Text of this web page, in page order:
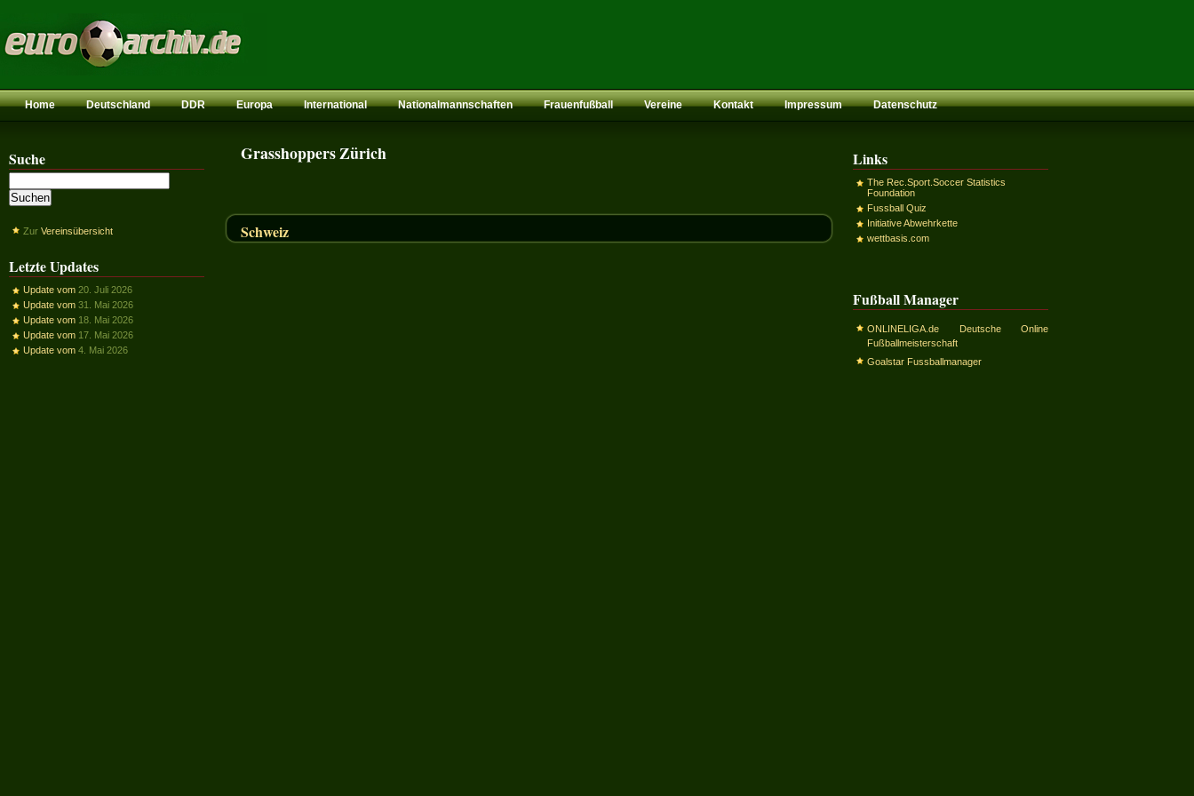
Home Deutschland DDR Europa International Nationalmannschaften Frauenfußball Vereine Kontakt Impressum Datenschutz
Suche
Zur Vereinsübersicht
Letzte Updates
Update vom 20. Juli 2026
Update vom 31. Mai 2026
Update vom 18. Mai 2026
Update vom 17. Mai 2026
Update vom 4. Mai 2026
Grasshoppers Zürich
Schweiz
Links
The Rec.Sport.Soccer Statistics
Foundation
Fussball Quiz
Initiative Abwehrkette
wettbasis.com
Fußball Manager
ONLINELIGA.de Deutsche Online
Fußballmeisterschaft
Goalstar Fussballmanager